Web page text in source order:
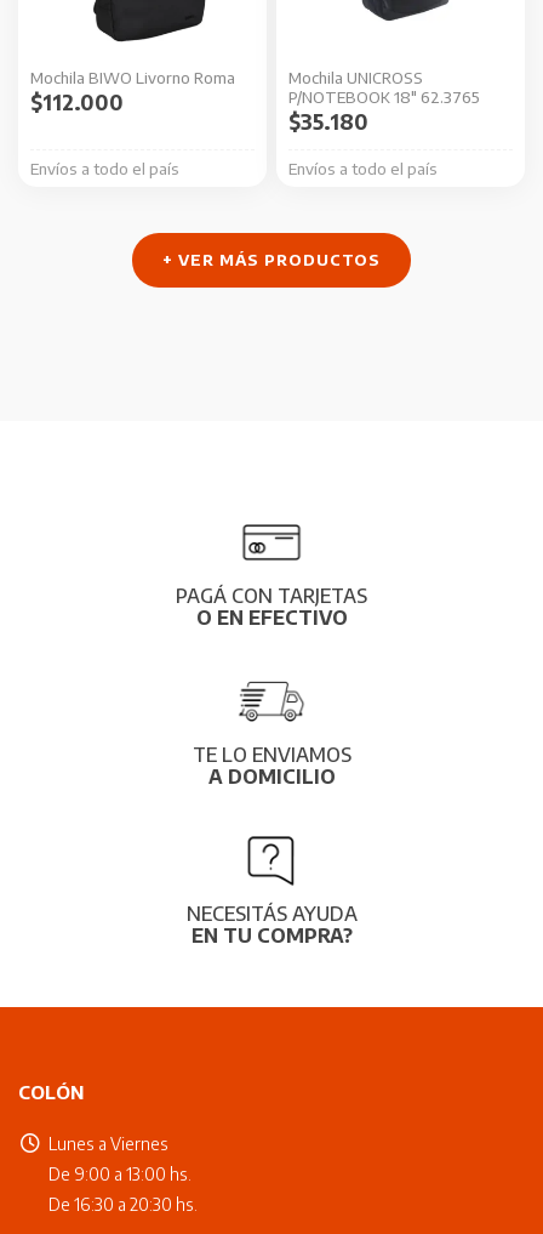
Mochila BIWO Livorno Roma
Envíos a todo el país
$112.000
Mochila UNICROSS
P/NOTEBOOK 18″ 62.3765
Envíos a todo el país
$35.180
+ VER MÁS PRODUCTOS
PAGÁ CON TARJETAS
O EN EFECTIVO
TE LO ENVIAMOS
A DOMICILIO
NECESITÁS AYUDA
EN TU COMPRA?
COLÓN
Lunes a Viernes
De 9:00 a 13:00 hs.
De 16:30 a 20:30 hs.